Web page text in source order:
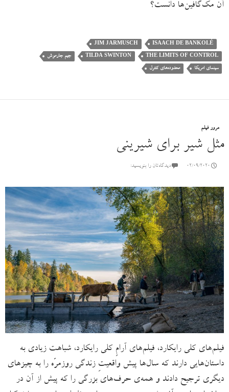
آن مک‌گافین‌ها دانست؟
ISAACH DE BANKOLÉ
JIM JARMUSCH
THE LIMITS OF CONTROL
TILDA SWINTON جیم جارموش
سینمای امریکا محدوده‌های کنترل
مرور فیلم
مثل شیر برای شیرینی
02/09/2020 دیدگاه‌تان را بنویسید:
فیلم‌های کلی رایکارد، فیلم‌های آرامِ کلی رایکارد، شباهت زیادی به
داستان‌هایی دارند که سال‌ها پیش واقعیتِ زندگی روزمرّه را به چیزهای
دیگری ترجیح دادند و همه‌ی حرف‌هاى بزرگی را که پیش از آن در